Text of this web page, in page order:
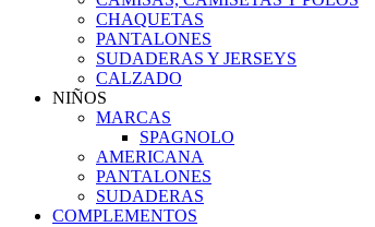
CHAQUETAS
PANTALONES
SUDADERAS Y JERSEYS
CALZADO
NIÑOS
MARCAS
SPAGNOLO
AMERICANA
PANTALONES
SUDADERAS
COMPLEMENTOS